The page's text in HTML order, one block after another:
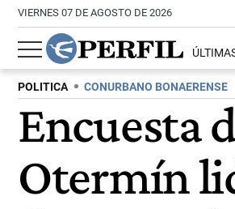
VIERNES 07 DE AGOSTO DE 2026
POLITICA CONURBANO BONAERENSE
Encuesta
Otermín